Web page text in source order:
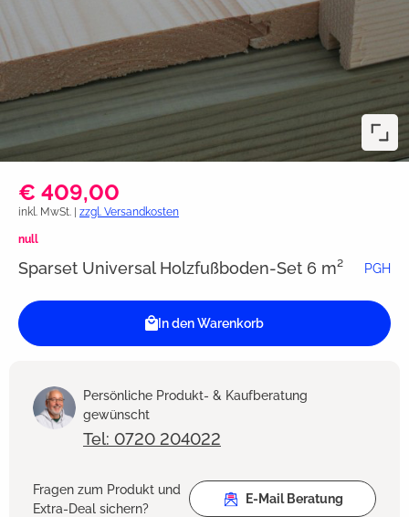
€ 409,00
inkl. MwSt. | zzgl. Versandkosten
null
Sparset Universal Holzfußboden-Set 6 m² PGH
In den Warenkorb
Persönliche Produkt- & Kaufberatung
gewünscht
Tel: 0720 204022
Fragen zum Produkt und
Extra-Deal sichern?
E-Mail Beratung